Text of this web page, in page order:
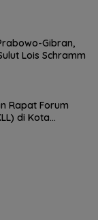
Gibran,
Lois Schramm
Rapat Forum
di Kota